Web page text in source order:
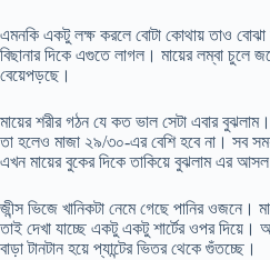
এমনকি একটু লক্ষ করলে বোটা কোথায় তাও
বিছানার দিকে এগুতে লাগল। মায়ের লম্বা চুলে
বেয়েপড়ছে।
মায়ের শরীর গঠন যে কত ভাল সেটা এবার
তা হলেও মাজা ২৯/৩০-এর বেশি হবে না। সব
এখন মায়ের বুকের দিকে তাকিয়ে বুঝলাম এর
জীন্স ভিজে খানিকটা নেমে গেছে পানির ওজনে।
তাই দেখা যাচ্ছে একটু একটু শার্টের ওপর
বাড়া টানটান হয়ে প্যান্টের ভিতর থেকে গুঁতচ্ছে।